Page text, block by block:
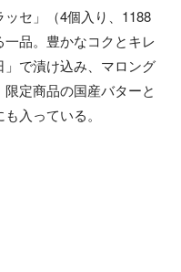
セ」（4個入り、1188
品。豊かなコクとキレ
で漬け込み、マロング
定商品の国産バターと
入っている。